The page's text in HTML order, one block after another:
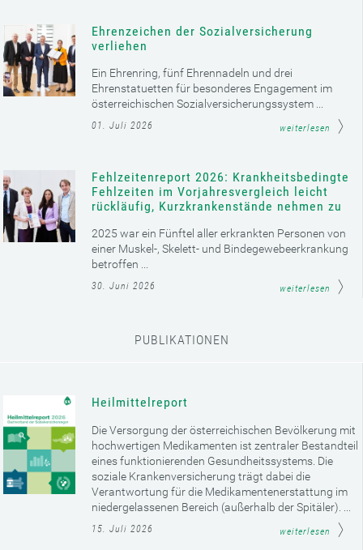
Ehrenzeichen der Sozialversicherung
verliehen
Ein Ehrenring, fünf Ehrennadeln und drei
Ehrenstatuetten für besonderes Engagement im
österreichischen Sozialversicherungssystem ...
01. Juli 2026 weiterlesen
Fehlzeitenreport 2026: Krankheitsbedingte
Fehlzeiten im Vorjahresvergleich leicht
rückläufig, Kurzkrankenstände nehmen zu
2025 war ein Fünftel aller erkrankten Personen von
einer Muskel-, Skelett- und Bindegewebeerkrankung
betroffen ...
30. Juni 2026 weiterlesen
PUBLIKATIONEN
Heilmittelreport
Die Versorgung der österreichischen Bevölkerung mit
hochwertigen Medikamenten ist zentraler Bestandteil
eines funktionierenden Gesundheitssystems. Die
soziale Krankenversicherung trägt dabei die
Verantwortung für die Medikamentenerstattung im
niedergelassenen Bereich (außerhalb der Spitäler). ...
15. Juli 2026 weiterlesen